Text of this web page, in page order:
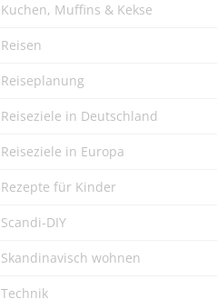
Kuchen, Muffins & Kekse
Reisen
Reiseplanung
Reiseziele in Deutschland
Reiseziele in Europa
Rezepte für Kinder
Scandi-DIY
Skandinavisch wohnen
Technik